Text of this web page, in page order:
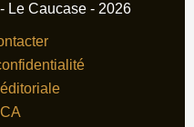
Le Caucase - 2026